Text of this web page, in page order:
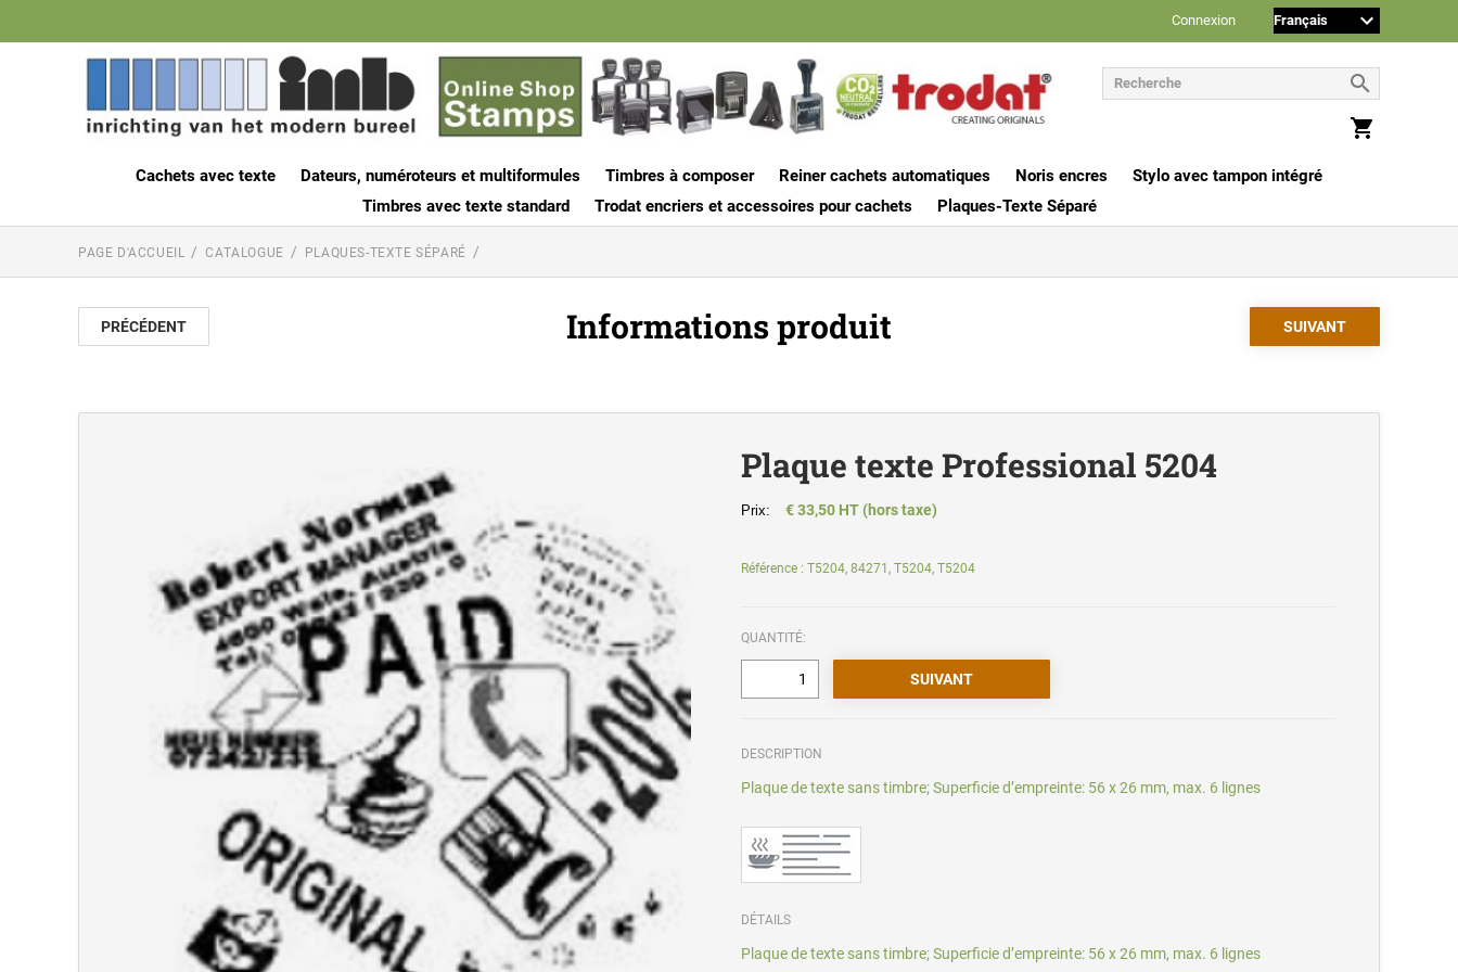
Connexion
Cachets avec texte Dateurs, numéroteurs et multiformules Timbres à composer Reiner cachets automatiques Noris encres
Stylo avec tampon intégré
Timbres avec texte standard
Trodat encriers et accessoires pour cachets Plaques-Texte Séparé
PAGE D'ACCUEIL CATALOGUE PLAQUES-TEXTE SÉPARÉ
PRÉCÉDENT Informations produit
Plaque texte Professional 5204
Prix: € 33,50 HT (hors taxe)
Référence : T5204, 84271, T5204, T5204
QUANTITÉ:
DESCRIPTION
Plaque de texte sans timbre; Superficie d’empreinte: 56 x 26 mm, max. 6 lignes
DÉTAILS
Plaque de texte sans timbre; Superficie d’empreinte: 56 x 26 mm, max. 6 lignes